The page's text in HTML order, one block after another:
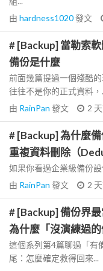
由 hardness1020發文
# [Backup] 當勒索
備份是什麼
前面幾篇提過一個殘酷
往往不是你的正式資料，
由 RainPan 發文 2
# [Backup] 為什麼
重複資料刪除（
如果你看過企業級備份
由 RainPan 發文 2
# [Backup] 備份界
為什麼「沒演練過
這個系列第4篇聊過「有
尾：怎麼確定救得回來...